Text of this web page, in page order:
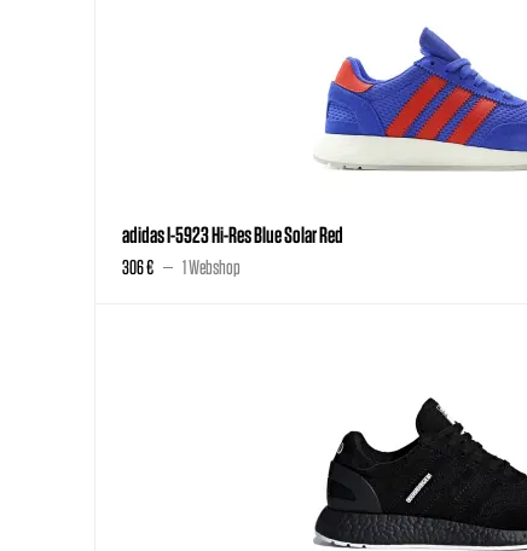
adidas I-5923 Hi-Res Blue Solar Red
306 € 1 Webshop